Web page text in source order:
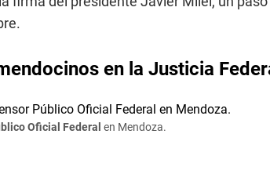
en la Justicia
Oficial Federal en Mendoza.